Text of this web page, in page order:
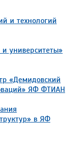
и технологий
университеты»
«Демидовский
ЯФ ФТИАН
в ЯФ